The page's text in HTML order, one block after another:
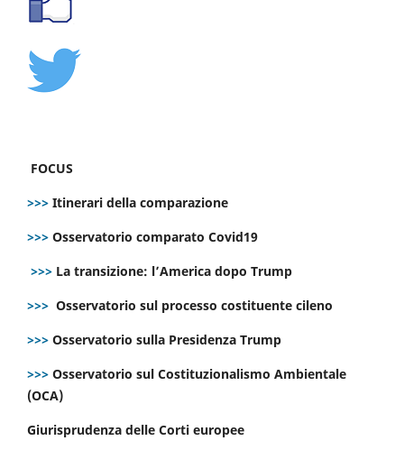
FOCUS
>>> Itinerari della comparazione
>>> Osservatorio comparato Covid19
>>> La transizione: l’America dopo Trump
>>> Osservatorio sul processo costituente cileno
>>> Osservatorio sulla Presidenza Trump
>>> Osservatorio sul Costituzionalismo Ambientale
(OCA)
Giurisprudenza delle Corti europee